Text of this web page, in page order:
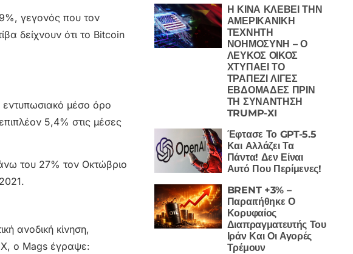
γεγονός που τον
δείχνουν ότι το Bitcoin
μέσο όρο
5,4% στις μέσες
του 27% τον Οκτώβριο
ανοδική κίνηση,
X, ο Mags έγραψε:
Η ΚΙΝΑ ΚΛΕΒΕΙ ΤΗΝ
ΑΜΕΡΙΚΑΝΙΚΗ
ΤΕΧΝΗΤΗ
ΝΟΗΜΟΣΥΝΗ – Ο
ΛΕΥΚΟΣ ΟΙΚΟΣ
ΧΤΥΠΑΕΙ ΤΟ
ΤΡΑΠΕΖΙ ΛΙΓΕΣ
ΕΒΔΟΜΑΔΕΣ ΠΡΙΝ
ΤΗ ΣΥΝΑΝΤΗΣΗ
TRUMP-XI
Έφτασε Το GPT-5.5
Και Αλλάζει Τα
Πάντα! Δεν Είναι
Αυτό Που Περίμενες!
BRENT +3% –
Παραιτήθηκε Ο
Κορυφαίος
Διαπραγματευτής Του
Ιράν Και Οι Αγορές
Τρέμουν